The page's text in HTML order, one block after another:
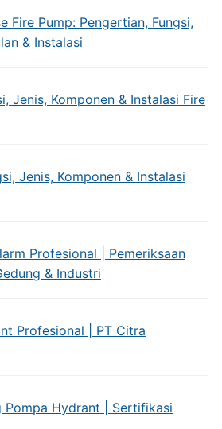
Fire Pump: Pengertian, Fungsi,
& Instalasi
Jenis, Komponen & Instalasi Fire
Jenis, Komponen & Instalasi
Profesional | Pemeriksaan
& Industri
Profesional | PT Citra
Pompa Hydrant | Sertifikasi